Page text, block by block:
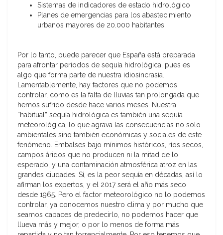
Sistemas de indicadores de estado hidrológico
Planes de emergencias para los abastecimiento
urbanos mayores de 20.000 habitantes.
Por lo tanto, puede parecer que España está preparada
para afrontar periodos de sequía hidrológica, pues es
algo que forma parte de nuestra idiosincrasia.
Lamentablemente, hay factores que no podemos
controlar, como es la falta de lluvias tan prolongada que
hemos sufrido desde hace varios meses. Nuestra
“habitual” sequía hidrológica es también una sequía
meteorológica, lo que agrava las consecuencias no solo
ambientales sino también económicas y sociales de este
fenómeno. Embalses bajo mínimos históricos, ríos secos,
campos áridos que no producen ni la mitad de lo
esperado, y una contaminación atmosférica atroz en las
grandes ciudades. Sí, es la peor sequía en décadas, así lo
afirman los expertos, y el 2017 será el año más seco
desde 1965. Pero el factor meteorológico no lo podemos
controlar, ya conocemos nuestro clima y por mucho que
seamos capaces de predecirlo, no podemos hacer que
llueva más y mejor, o por lo menos de forma más